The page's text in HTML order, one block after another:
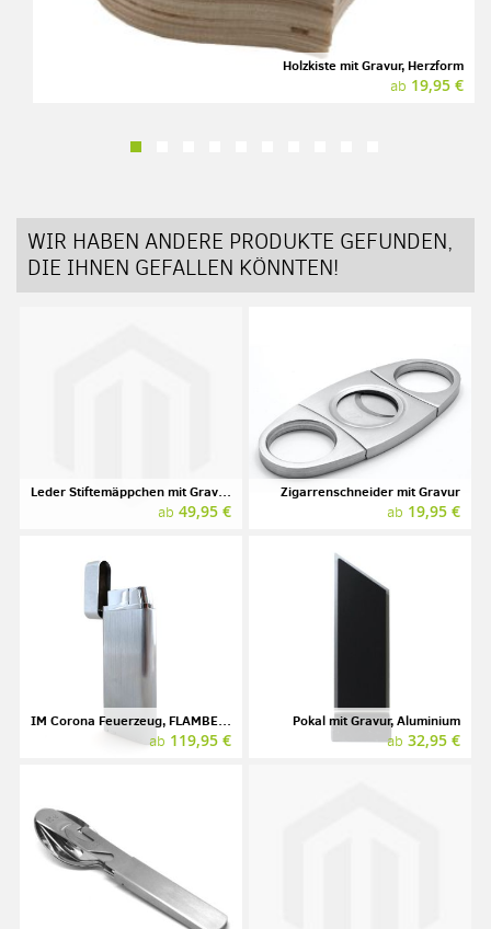
Holzkiste mit Gravur, Herzform
ab 19,95 €
WIR HABEN ANDERE PRODUKTE GEFUNDEN,
DIE IHNEN GEFALLEN KÖNNTEN!
Leder Stiftemäppchen mit Gravur, Marke SONNENLEDER, Modell KAFKA
ab 49,95 €
Zigarrenschneider mit Gravur
ab 19,95 €
IM Corona Feuerzeug, FLAMBEAU mit Gravur
ab 119,95 €
Pokal mit Gravur, Aluminium
ab 32,95 €